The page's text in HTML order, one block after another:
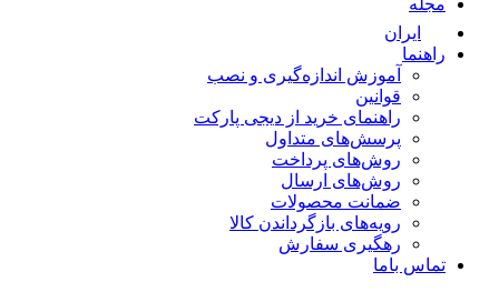
ایران
راهنما
آموزش اندازه‌گیری و نصب
قوانین
راهنمای خرید از دیجی پارکت
پرسش‌های متداول
روش‌های پرداخت
روش‌های ارسال
ضمانت محصولات
رویه‌های بازگرداندن کالا
رهگیری سفارش
تماس باما